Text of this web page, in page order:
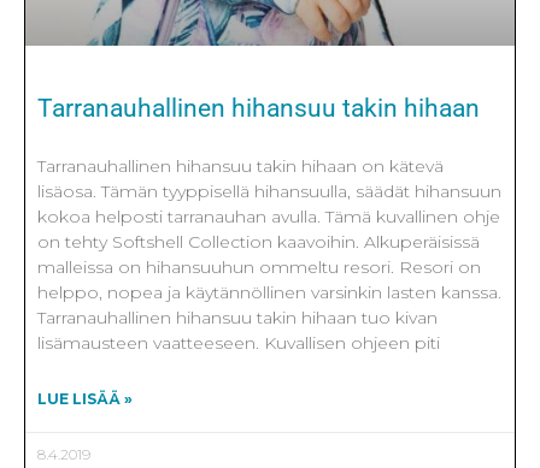
Tarranauhallinen hihansuu takin hihaan
Tarranauhallinen hihansuu takin hihaan on kätevä
lisäosa. Tämän tyyppisellä hihansuulla, säädät hihansuun
kokoa helposti tarranauhan avulla. Tämä kuvallinen ohje
on tehty Softshell Collection kaavoihin. Alkuperäisissä
malleissa on hihansuuhun ommeltu resori. Resori on
helppo, nopea ja käytännöllinen varsinkin lasten kanssa.
Tarranauhallinen hihansuu takin hihaan tuo kivan
lisämausteen vaatteeseen. Kuvallisen ohjeen piti
LUE LISÄÄ »
8.4.2019